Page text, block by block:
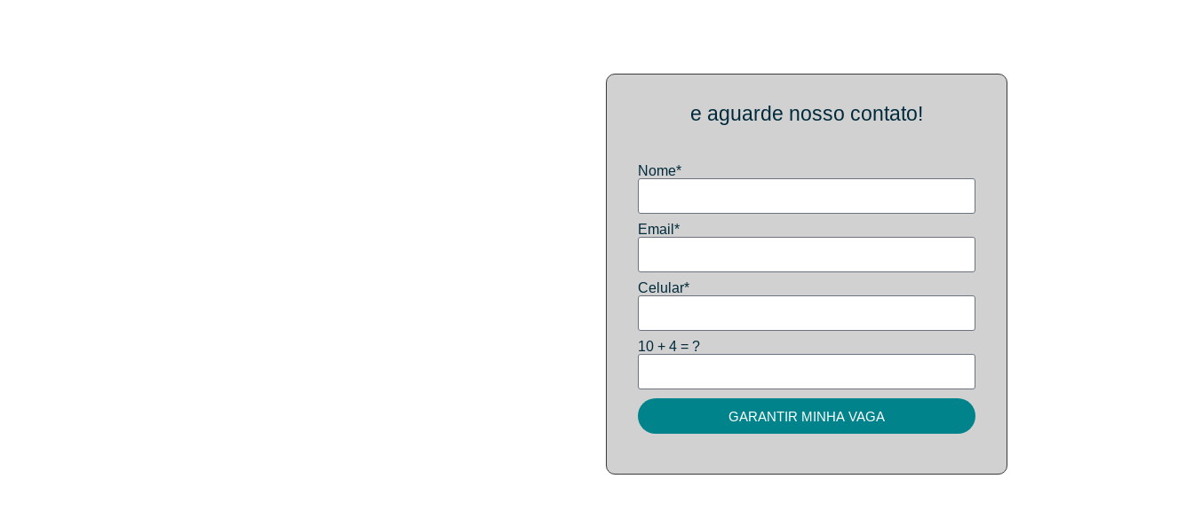
e aguarde nosso contato!
Nome*
Email*
Celular*
10 + 4 = ?
GARANTIR MINHA VAGA